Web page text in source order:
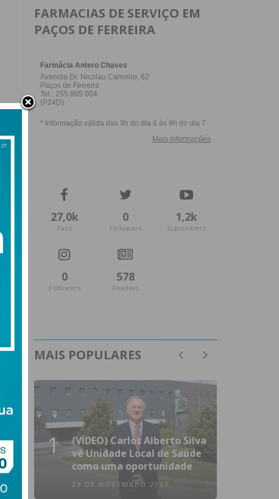
FARMACIAS DE SERVIÇO EM
PAÇOS DE FERREIRA
27,0k
Fans
0
Followers
1,2k
Subscribers
0
Followers
578
Readers
MAIS POPULARES
1
(VÍDEO) Carlos Alberto Silva
vê Unidade Local de Saúde
como uma oportunidade
23 DE NOVEMBRO 2023